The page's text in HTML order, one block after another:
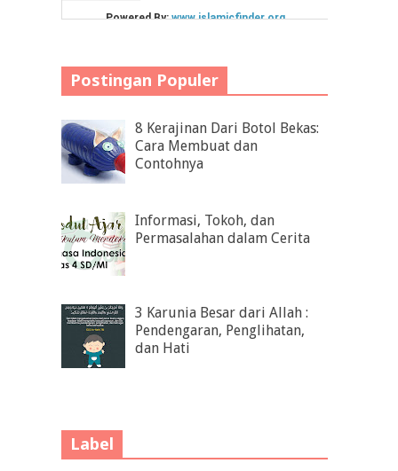
Postingan Populer
8 Kerajinan Dari Botol Bekas:
Cara Membuat dan
Contohnya
Informasi, Tokoh, dan
Permasalahan dalam Cerita
3 Karunia Besar dari Allah :
Pendengaran, Penglihatan,
dan Hati
Label